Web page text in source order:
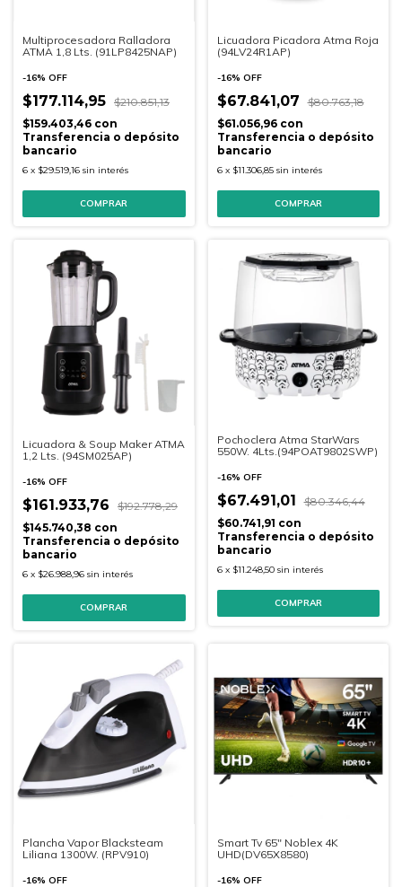
Multiprocesadora Ralladora
ATMA 1,8 Lts. (91LP8425NAP)
-16% OFF
$177.114,95 $210.851,13
$159.403,46 con
Transferencia o depósito
bancario
6 x $29.519,16 sin interés
COMPRAR
Licuadora Picadora Atma Roja
(94LV24R1AP)
-16% OFF
$67.841,07
$80.763,18
$61.056,96 con
Transferencia o depósito
bancario
6 x $11.306,85 sin interés
COMPRAR
Licuadora & Soup Maker ATMA
1,2 Lts. (94SM025AP)
-16% OFF
$161.933,76
$192.778,29
$145.740,38 con
Transferencia o depósito
bancario
6 x $26.988,96 sin interés
COMPRAR
Pochoclera Atma StarWars
550W. 4Lts.(94POAT9802SWP)
-16% OFF
$67.491,01
$80.346,44
$60.741,91 con
Transferencia o depósito
bancario
6 x $11.248,50 sin interés
Plancha Vapor Blacksteam
Liliana 1300W. (RPV910)
-16% OFF
Smart Tv 65" Noblex 4K
UHD(DV65X8580)
-16% OFF